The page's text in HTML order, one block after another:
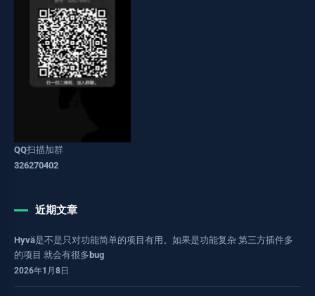
QQ扫描加群
326270402
近期文章
Hyvä是不是只对功能简单的项目有用。如果是功能复杂 第三方插件多
的项目 就会有很多bug
2026年1月8日